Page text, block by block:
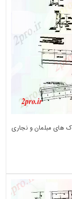
های مبلمان و نجاری